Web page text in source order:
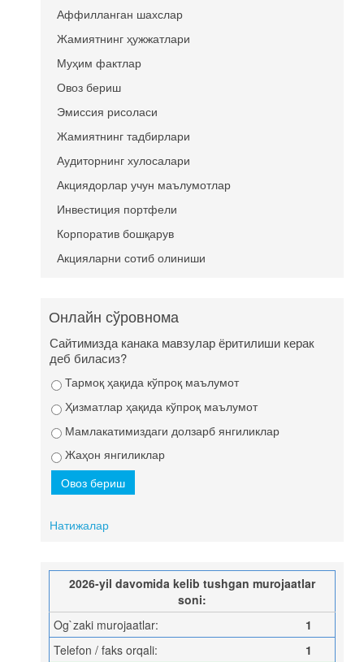
Аффилланган шахслар
Жамиятнинг ҳужжатлари
Муҳим фактлар
Овоз бериш
Эмиссия рисоласи
Жамиятнинг тадбирлари
Аудиторнинг хулосалари
Акциядорлар учун маълумотлар
Инвестиция портфели
Корпоратив бошқарув
Акцияларни сотиб олиниши
Онлайн сўровнома
Сайтимизда канака мавзулар ёритилиши керак
деб биласиз?
Тармоқ ҳақида кўпроқ маълумот
Ҳизматлар ҳақида кўпроқ маълумот
Мамлакатимиздаги долзарб янгиликлар
Жаҳон янгиликлар
Натижалар
2026-yil davomida kelib tushgan murojaatlar
soni:
Og`zaki murojaatlar:
1
Telefon / faks orqali:
1